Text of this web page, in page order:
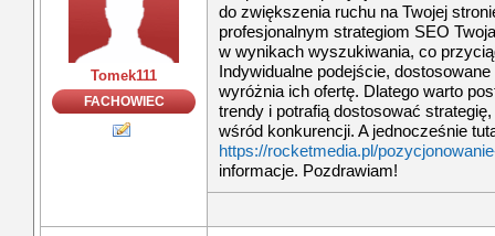
Tomek111
FACHOWIEC
do zwiększenia ruchu na Twojej
profesjonalnym strategiom SEO
w wynikach wyszukiwania, co
Indywidualne podejście,
wyróżnia ich ofertę. Dlatego warto
trendy i potrafią dostosować
wśród konkurencji. A jednocześnie
https://rocketmedia.pl/
informacje. Pozdrawiam!